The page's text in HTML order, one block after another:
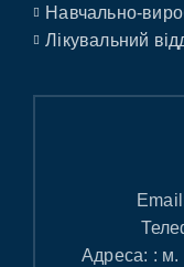
Навчально-
Лікувальний
Адреса: : м.